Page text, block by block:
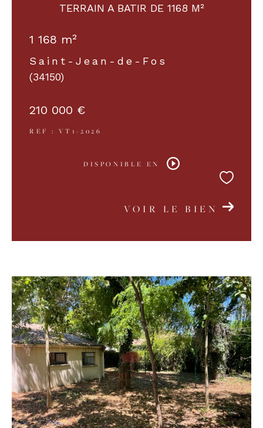
TERRAIN A BATIR DE 1168 M²
1 168 m²
Saint-Jean-de-Fos
(34150)
210 000 €
REF : VT1-2026
DISPONIBLE EN
VOIR LE BIEN